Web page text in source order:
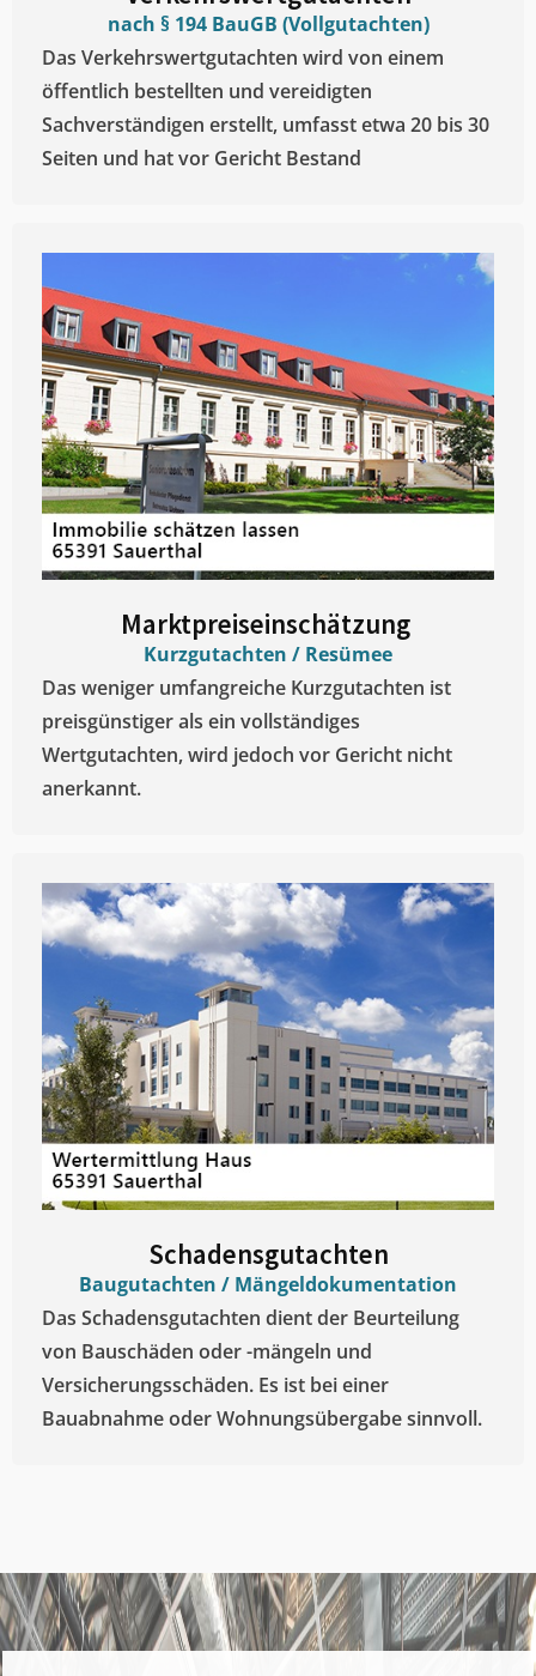
nach § 194 BauGB (Vollgutachten)
Das Verkehrswertgutachten wird von einem
öffentlich bestellten und vereidigten
Sachverständigen erstellt, umfasst etwa 20 bis 30
Seiten und hat vor Gericht Bestand
Marktpreiseinschätzung ​
Kurzgutachten / Resümee
Das weniger umfangreiche Kurzgutachten ist
preisgünstiger als ein vollständiges
Wertgutachten, wird jedoch vor Gericht nicht
anerkannt.
Schadensgutachten
Baugutachten / Mängeldokumentation
Das Schadensgutachten dient der Beurteilung
von Bauschäden oder -mängeln und
Versicherungsschäden. Es ist bei einer
Bauabnahme oder Wohnungsübergabe sinnvoll.